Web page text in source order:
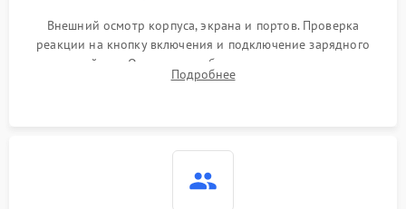
Внешний осмотр корпуса, экрана и портов. Проверка
реакции на кнопку включения и подключение зарядного
устройства. Оценка потребления тока с помощью
лабораторного блока питания для локализации проблемы.
Подробнее